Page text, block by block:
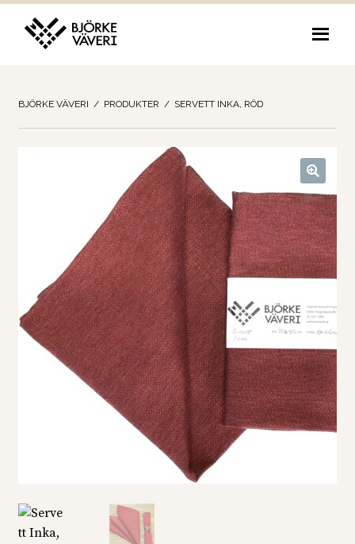
Hoppa
Hoppa
BJÖRKE VÄVERI / PRODUKTER / SERVETT INKA, RÖD